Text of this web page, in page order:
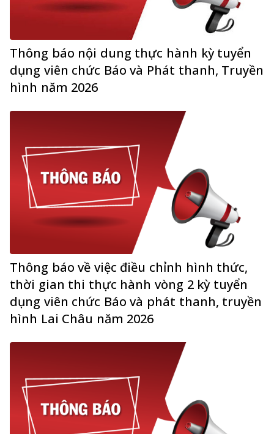
Thông báo nội dung thực hành kỳ tuyển
dụng viên chức Báo và Phát thanh, Truyền
hình năm 2026
Thông báo về việc điều chỉnh hình thức,
thời gian thi thực hành vòng 2 kỳ tuyển
dụng viên chức Báo và phát thanh, truyền
hình Lai Châu năm 2026